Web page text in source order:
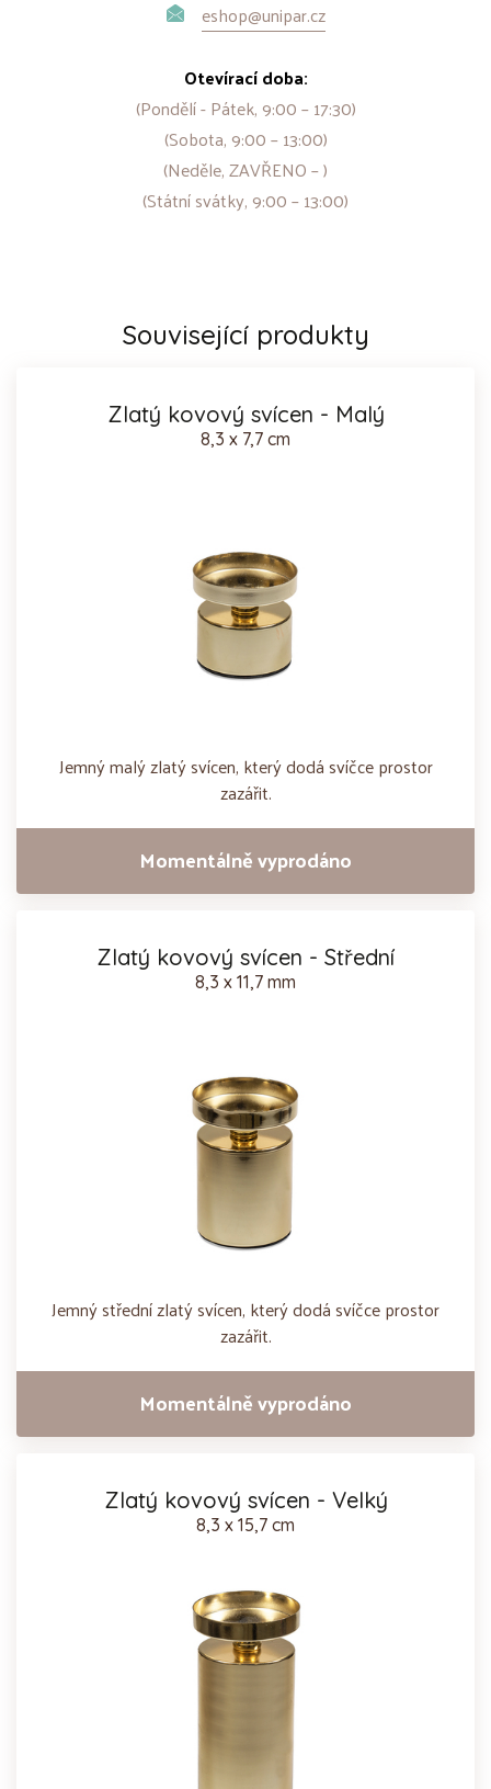
eshop@unipar.cz
Otevírací doba:
(Pondělí - Pátek, 9:00 – 17:30)
(Sobota, 9:00 – 13:00)
(Neděle, ZAVŘENO – )
(Státní svátky, 9:00 – 13:00)
Související produkty
Zlatý kovový svícen - Malý
8,3 x 7,7 cm
Jemný malý zlatý svícen, který dodá svíčce prostor
zazářit.
Momentálně vyprodáno
Zlatý kovový svícen - Střední
8,3 x 11,7 mm
Jemný střední zlatý svícen, který dodá svíčce prostor
zazářit.
Momentálně vyprodáno
Zlatý kovový svícen - Velký
8,3 x 15,7 cm